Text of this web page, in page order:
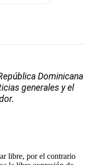
Dominicana
generales y el